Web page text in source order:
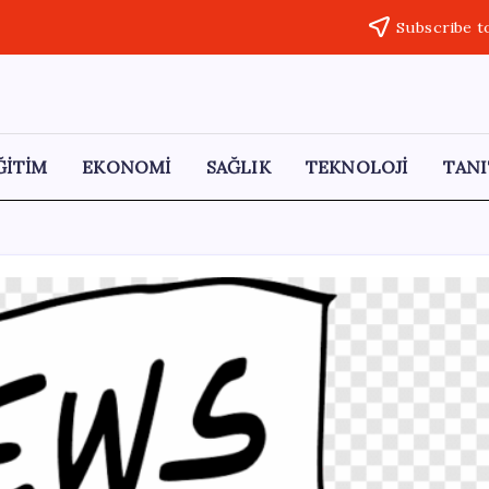
Subscribe
EKONOMİ SAĞLIK TEKNOLOJİ